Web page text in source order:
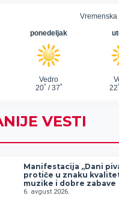
VESTI
Manifestacija „Dani
protiče u znaku
muzike i dobre zabave
6. avgust 2026.